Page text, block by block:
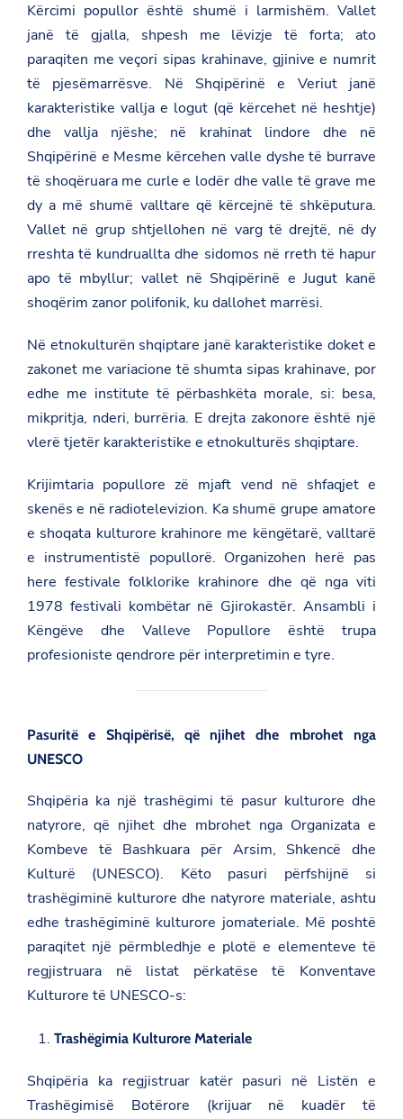
Kërcimi popullor është shumë i larmishëm. Vallet
janë të gjalla, shpesh me lëvizje të forta; ato
paraqiten me veçori sipas krahinave, gjinive e numrit
të pjesëmarrësve. Në Shqipërinë e Veriut janë
karakteristike vallja e logut (që kërcehet në heshtje)
dhe vallja njëshe; në krahinat lindore dhe në
Shqipërinë e Mesme kërcehen valle dyshe të burrave
të shoqëruara me curle e lodër dhe valle të grave me
dy a më shumë valltare që kërcejnë të shkëputura.
Vallet në grup shtjellohen në varg të drejtë, në dy
rreshta të kundruallta dhe sidomos në rreth të hapur
apo të mbyllur; vallet në Shqipërinë e Jugut kanë
shoqërim zanor polifonik, ku dallohet marrësi.
Në etnokulturën shqiptare janë karakteristike doket e
zakonet me variacione të shumta sipas krahinave, por
edhe me institute të përbashkëta morale, si: besa,
mikpritja, nderi, burrëria. E drejta zakonore është një
vlerë tjetër karakteristike e etnokulturës shqiptare.
Krijimtaria popullore zë mjaft vend në shfaqjet e
skenës e në radiotelevizion. Ka shumë grupe amatore
e shoqata kulturore krahinore me këngëtarë, valltarë
e instrumentistë popullorë. Organizohen herë pas
here festivale folklorike krahinore dhe që nga viti
1978 festivali kombëtar në Gjirokastër. Ansambli i
Këngëve dhe Valleve Popullore është trupa
profesioniste qendrore për interpretimin e tyre.
Pasuritë e Shqipërisë, që njihet dhe mbrohet nga
UNESCO
Shqipëria ka një trashëgimi të pasur kulturore dhe
natyrore, që njihet dhe mbrohet nga Organizata e
Kombeve të Bashkuara për Arsim, Shkencë dhe
Kulturë (UNESCO). Këto pasuri përfshijnë si
trashëgiminë kulturore dhe natyrore materiale, ashtu
edhe trashëgiminë kulturore jomateriale. Më poshtë
paraqitet një përmbledhje e plotë e elementeve të
regjistruara në listat përkatëse të Konventave
Kulturore të UNESCO-s:
Trashëgimia Kulturore Materiale
Shqipëria ka regjistruar katër pasuri në Listën e
Trashëgimisë Botërore (krijuar në kuadër të